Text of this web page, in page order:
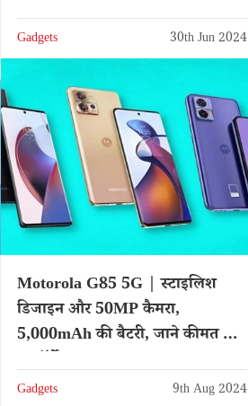
Gadgets 30th Jun 2024
Motorola G85 5G | स्टाइलिश
डिजाइन और 50MP कैमरा,
5,000mAh की बैटरी, जाने कीमत और
Gadgets 9th Aug 2024